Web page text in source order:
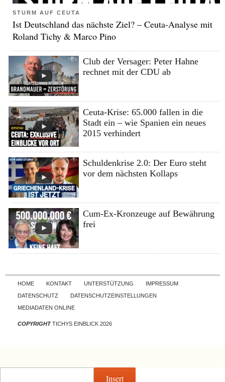
STURM AUF CEUTA
Ist Deutschland das nächste Ziel? – Ceuta-Analyse mit
Roland Tichy & Marco Pino
Club der Versager: Peter Hahne
rechnet mit der CDU ab
Ceuta-Krise: 65.000 fallen in die
Stadt ein – wie Spanien ein neues
2015 verhindert
Schuldenkrise 2.0: Der Euro steht
vor dem nächsten Kollaps
Cum-Ex-Kronzeuge auf Bewährung
frei
Skip to content
HOME KONTAKT UNTERSTÜTZUNG
IMPRESSUM
DATENSCHUTZ
DATENSCHUTZEINSTELLUNGEN
MEDIADATEN ONLINE
COPYRIGHTTICHYS EINBLICK 2026
Insert